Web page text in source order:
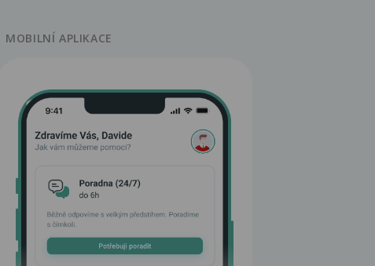
MOBILNÍ APLIKACE